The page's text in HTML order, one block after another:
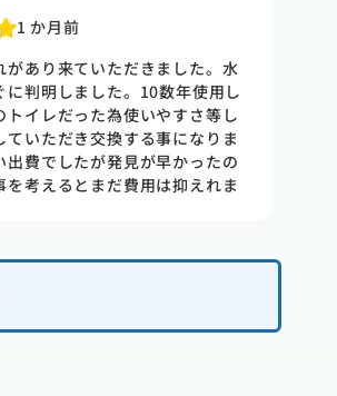
1 か月前
があり来ていただきました。水
に判明しました。10数年使用し
トイレだった為使いやすさ等し
ていただき交換する事になりま
出費でしたが発見が早かったの
を考えるとまだ費用は抑えれま
トイレでしたが、1階のトイレ